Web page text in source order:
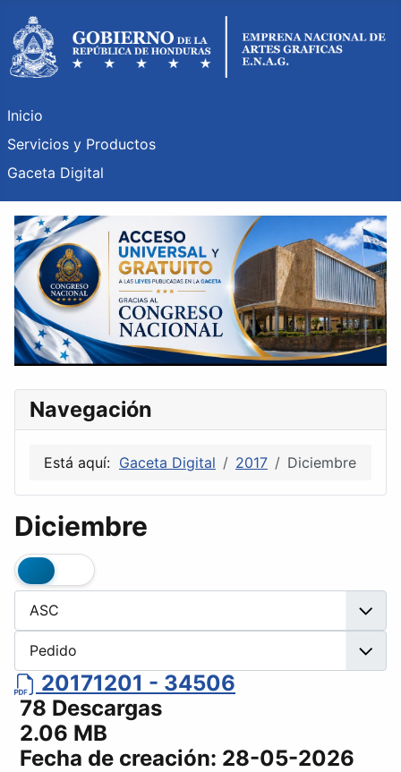
Inicio
Servicios y Productos
Gaceta Digital
Navegación
Está aquí: Gaceta Digital 2017 Diciembre
Diciembre
20171201 - 34506
78 Descargas
2.06 MB
Fecha de creación: 28-05-2026